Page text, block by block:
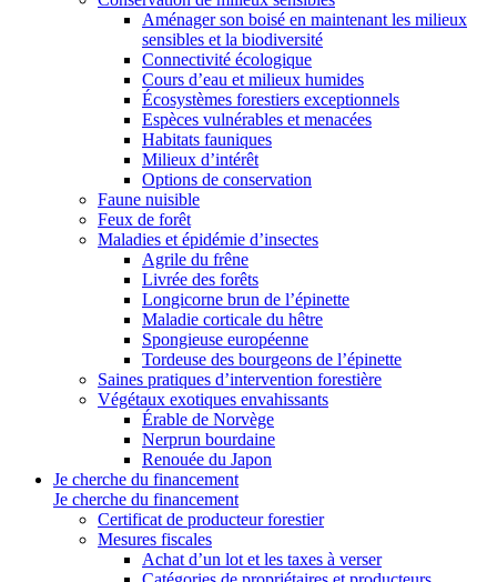
Aménager son boisé en maintenant les milieux
sensibles et la biodiversité
Connectivité écologique
Cours d’eau et milieux humides
Écosystèmes forestiers exceptionnels
Espèces vulnérables et menacées
Habitats fauniques
Milieux d’intérêt
Options de conservation
Faune nuisible
Feux de forêt
Maladies et épidémie d’insectes
Agrile du frêne
Livrée des forêts
Longicorne brun de l’épinette
Maladie corticale du hêtre
Spongieuse européenne
Tordeuse des bourgeons de l’épinette
Saines pratiques d’intervention forestière
Végétaux exotiques envahissants
Érable de Norvège
Nerprun bourdaine
Renouée du Japon
Je cherche du financement
Je cherche du financement
Certificat de producteur forestier
Mesures fiscales
Achat d’un lot et les taxes à verser